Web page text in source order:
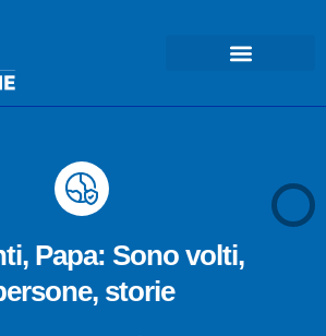
Papa: Sono volti,
storie